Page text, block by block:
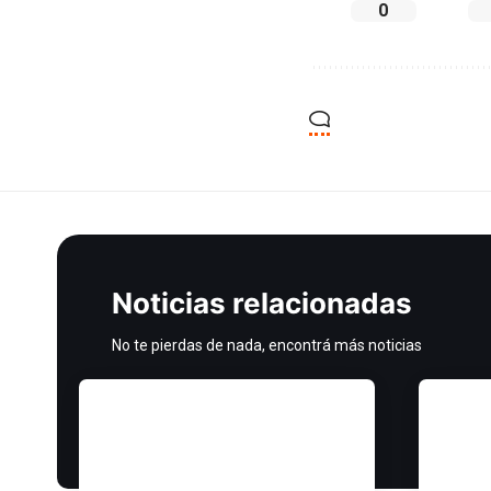
0
Noticias relacionadas
No te pierdas de nada, encontrá más noticias